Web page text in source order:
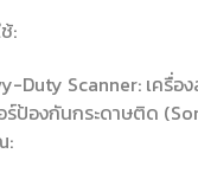
:
Duty Scanner: เครื่
ร์ป้องกันกระดาษติด
: